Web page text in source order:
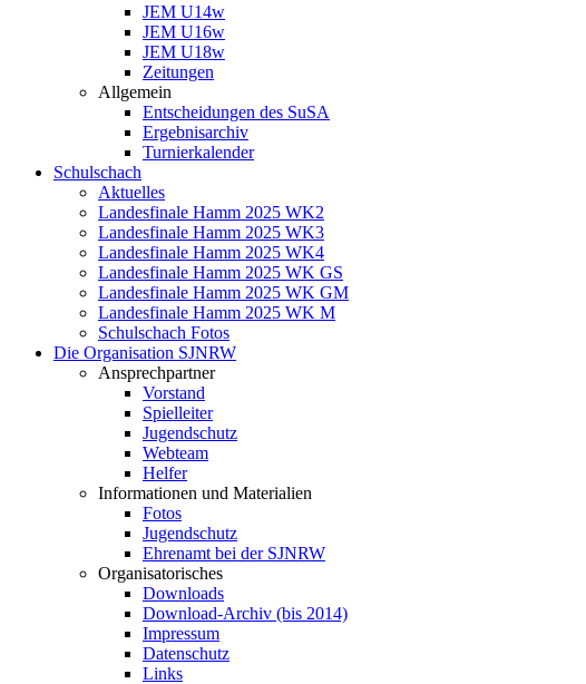
JEM U14w
JEM U16w
JEM U18w
Zeitungen
Allgemein
Entscheidungen des SuSA
Ergebnisarchiv
Turnierkalender
Schulschach
Aktuelles
Landesfinale Hamm 2025 WK2
Landesfinale Hamm 2025 WK3
Landesfinale Hamm 2025 WK4
Landesfinale Hamm 2025 WK GS
Landesfinale Hamm 2025 WK GM
Landesfinale Hamm 2025 WK M
Schulschach Fotos
Die Organisation SJNRW
Ansprechpartner
Vorstand
Spielleiter
Jugendschutz
Webteam
Helfer
Informationen und Materialien
Fotos
Jugendschutz
Ehrenamt bei der SJNRW
Organisatorisches
Downloads
Download-Archiv (bis 2014)
Impressum
Datenschutz
Links